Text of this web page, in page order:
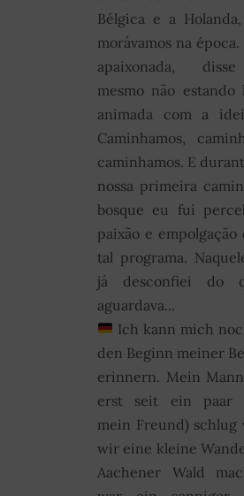
Bélgica e a
morávamos na
apaixonada, disse
mesmo não estando
animada com a
Caminhamos,
caminhamos. E
nossa primeira
bosque eu fui
paixão e
tal programa.
já desconfiei do
aguardava...
Ich kann mich
den Beginn meiner
erinnern. Mein Mann
erst seit ein paar
mein Freund) schlug
wir eine kleine
Aachener Wald